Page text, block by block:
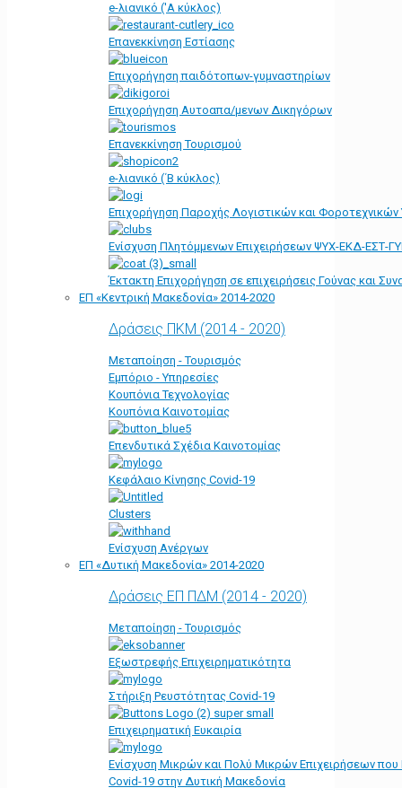
e-λιανικό ('Α κύκλος)
Επανεκκίνηση Εστίασης
Επιχορήγηση παιδότοπων-γυμναστηρίων
Επιχορήγηση Αυτοαπα/μενων Δικηγόρων
Επανεκκίνηση Τουρισμού
e-λιανικό (΄Β κύκλος)
Επιχορήγηση Παροχής Λογιστικών και
Ενίσχυση Πλητόμμενων Επιχειρήσεων ΨΥΧ-ΕΚΔ-ΕΣΤ-
Έκτακτη Επιχορήγηση σε επιχειρήσεις Γούνας και
ΕΠ «Kεντρική Μακεδονία» 2014-2020
Δράσεις ΠΚΜ (2014 - 2020)
Μεταποίηση - Τουρισμός
Εμπόριο - Υπηρεσίες
Κουπόνια Τεχνολογίας
Κουπόνια Καινοτομίας
Επενδυτικά Σχέδια Καινοτομίας
Κεφάλαιο Κίνησης Covid-19
Clusters
Ενίσχυση Ανέργων
ΕΠ «Δυτική Μακεδονία» 2014-2020
Δράσεις ΕΠ ΠΔΜ (2014 - 2020)
Μεταποίηση - Τουρισμός
Εξωστρεφής Επιχειρηματικότητα
Στήριξη Ρευστότητας Covid-19
Επιχειρηματική Ευκαιρία
Ενίσχυση Μικρών και Πολύ Μικρών Επιχειρήσεων
Covid-19 στην Δυτική Μακεδονία